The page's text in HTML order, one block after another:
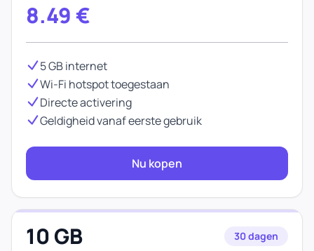
8.49 €
5 GB internet
Wi-Fi hotspot toegestaan
Directe activering
Geldigheid vanaf eerste gebruik
Nu kopen
10 GB 30 dagen